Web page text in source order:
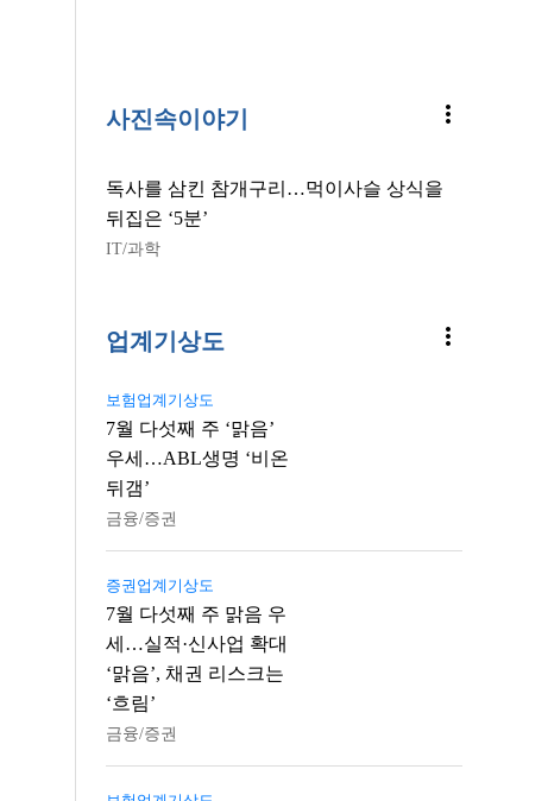
사진속이야기 more_vert
독사를 삼킨 참개구리…먹이사슬 상식을
뒤집은 ‘5분’
IT/과학
업계기상도 more_vert
보험업계기상도
7월 다섯째 주 ‘맑음’
우세…ABL생명 ‘비온
뒤갬’
금융/증권
증권업계기상도
7월 다섯째 주 맑음 우
세…실적·신사업 확대
‘맑음’, 채권 리스크는
‘흐림’
금융/증권